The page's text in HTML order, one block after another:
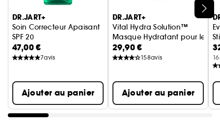
Ignorer le carrousel produits
DR.JART+
Soin Correcteur Apaisant
SPF 20
Soin Correcteur Apaisant
47,00 €
7avis
Ajouter au panier
DR.JART+
Vital Hydra Solution™
Masque Hydratant pour les
29,90 €
158avis
Ajouter au panier